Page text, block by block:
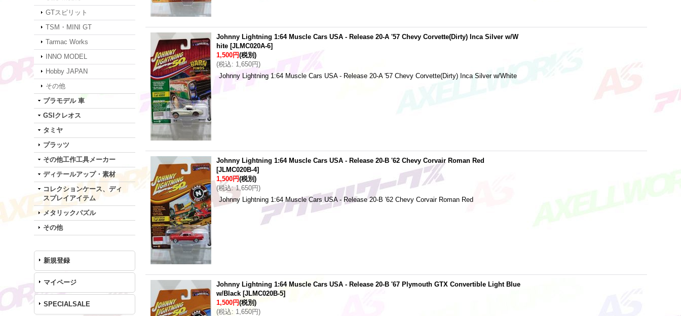
GTスピリット
TSM・MINI GT
Tarmac Works
INNO MODEL
Hobby JAPAN
その他
プラモデル 車
GSIクレオス
タミヤ
プラッツ
その他工作工具メーカー
ディテールアップ・素材
コレクションケース、ディ
スプレイアイテム
メタリックパズル
その他
新規登録
マイページ
SPECIALSALE
Johnny Lightning 1:64 Muscle Cars USA - Release 20-A '57 Chevy Corvette(Dirty) Inca Silver w/W
hite [JLMC020A-6]
1,500円(税別)
(税込: 1,650円)
Johnny Lightning 1:64 Muscle Cars USA - Release 20-A '57 Chevy Corvette(Dirty) Inca Silver w/White
Johnny Lightning 1:64 Muscle Cars USA - Release 20-B '62 Chevy Corvair Roman Red
[JLMC020B-4]
1,500円(税別)
(税込: 1,650円)
Johnny Lightning 1:64 Muscle Cars USA - Release 20-B '62 Chevy Corvair Roman Red
Johnny Lightning 1:64 Muscle Cars USA - Release 20-B '67 Plymouth GTX Convertible Light Blue
w/Black [JLMC020B-5]
1,500円(税別)
(税込: 1,650円)